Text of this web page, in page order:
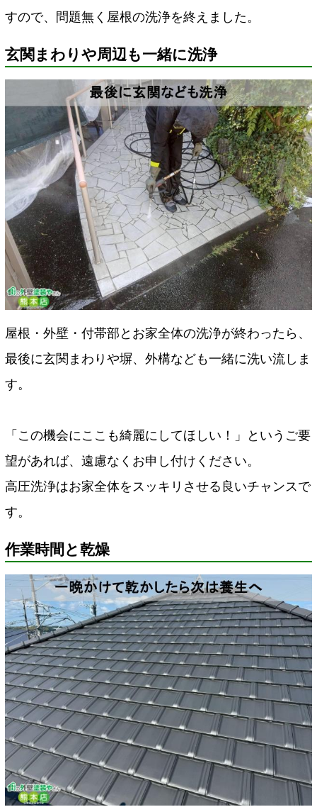
すので、問題無く屋根の洗浄を終えました。
玄関まわりや周辺も一緒に洗浄
屋根・外壁・付帯部とお家全体の洗浄が終わったら、
最後に玄関まわりや塀、外構なども一緒に洗い流しま
す。
「この機会にここも綺麗にしてほしい！」というご要
望があれば、遠慮なくお申し付けください。
高圧洗浄はお家全体をスッキリさせる良いチャンスで
す。
作業時間と乾燥